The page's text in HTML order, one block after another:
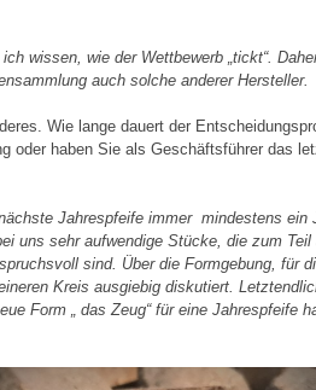
wissen, wie der Wettbewerb „tickt“.
auch solche anderer Hersteller.
Wie lange dauert der
oder haben Sie als Geschäftsführer das
Jahrespfeife immer mindestens ein
uns sehr aufwendige Stücke, die zum Teil
sind. Über die Formgebung, für
Kreis ausgiebig diskutiert.
Form
das Zeug“für eine Jahrespfeife